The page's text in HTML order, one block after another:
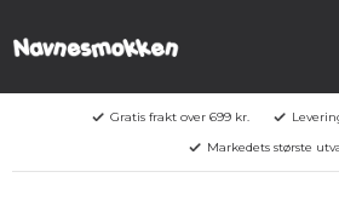
Gratis frakt over 699 kr.
Markedets største